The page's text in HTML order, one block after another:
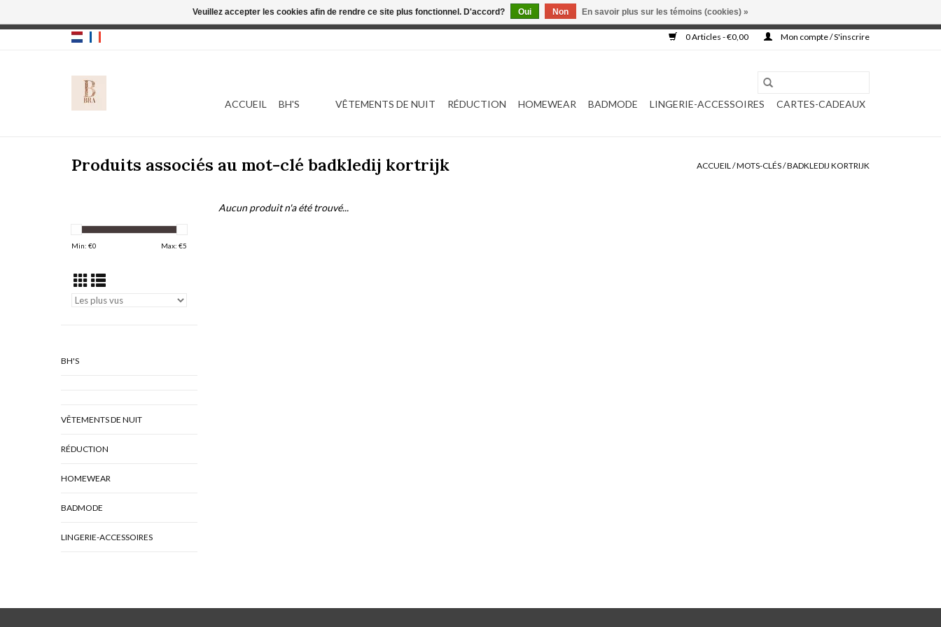
0 Articles - €0,00 Mon compte / S'inscrire
ACCUEIL BH'S VÊTEMENTS DE NUIT RÉDUCTION HOMEWEAR BADMODE LINGERIE-ACCESSOIRES CARTES-CADEAUX
Produits associés au mot-clé badkledij kortrijk ACCUEIL/MOTS-CLÉS/BADKLEDIJ KORTRIJK
Min: €0 Max: €5
BH'S
VÊTEMENTS DE NUIT
RÉDUCTION
HOMEWEAR
BADMODE
LINGERIE-ACCESSOIRES
Aucun produit n'a été trouvé...
Veuillez accepter les cookies afin de rendre ce site plus fonctionnel. D'accord? Oui Non En savoir plus sur les témoins (cookies) »
Cette boutique est en construction. Toute commande passée ne sera ni traitée, ni complétée.